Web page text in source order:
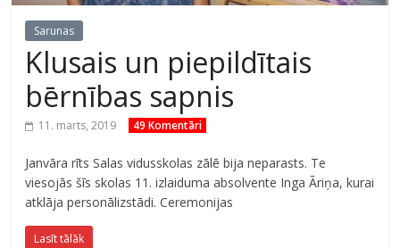
Sarunas
Klusais un piepildītais
bērnības sapnis
11. marts, 2019 49 Komentāri
Janvāra rīts Salas vidusskolas zālē bija neparasts. Te
viesojās šīs skolas 11. izlaiduma absolvente Inga Āriņa, kurai
atklāja personālizstādi. Ceremonijas
Lasīt tālāk